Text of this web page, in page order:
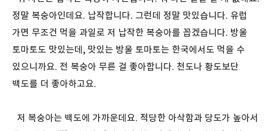
정말 복숭아인데요. 납작합니다. 그런데 정말 맛있습니다. 유럽
가면 무조건 먹을 과일로 저 납작한 복숭아를 꼽겠습니다. 방울
토마토도 맛있는데, 맛있는 방울 토마토는 한국에서도 먹을 수
있으니까요. 전 복숭아 무른 걸 좋아합니다. 천도나 황도보단
백도를 더 좋아하고요.
저 복숭아는 백도에 가까운데요. 적당한 아삭함과 당도가 높아서